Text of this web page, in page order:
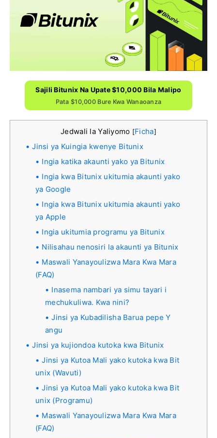
Sajili Bitunix Na Upate $10,000 Bila Malipo
Pata $10,000 Bure Kwa Wanaoanza
Jedwali la Yaliyomo [Ficha]
Jinsi ya Kuingia kwenye Bitunix
Ingia katika akaunti yako ya Bitunix
Ingia kwa Bitunix ukitumia akaunti yako
ya Google
Ingia kwa Bitunix ukitumia akaunti yako
ya Apple
Ingia ukitumia programu ya Bitunix
Nilisahau nenosiri la akaunti ya Bitunix
Maswali Yanayoulizwa Mara Kwa Mara
(FAQ)
Inasema nambari ya simu tayari i
mechukuliwa. Kwa nini?
Jinsi ya Kubadilisha Barua pepe Y
angu
Jinsi ya kujiondoa kutoka kwa Bitunix
Jinsi ya Kutoa Mali yako kutoka kwa Bit
unix (Wavuti)
Jinsi ya Kutoa Mali yako kutoka kwa Bit
unix (Programu)
Maswali Yanayoulizwa Mara Kwa Mara
(FAQ)